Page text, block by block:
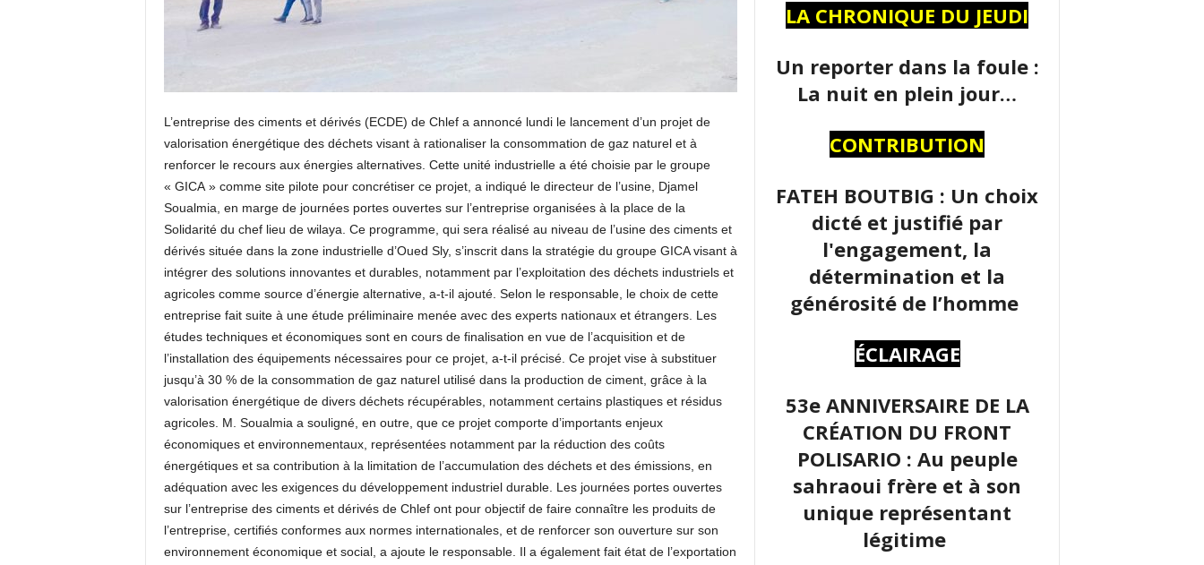
L’entreprise des ciments et dérivés (ECDE) de Chlef a annoncé lundi le lancement d’un projet de
valorisation énergétique des déchets visant à rationaliser la consommation de gaz naturel et à
renforcer le recours aux énergies alternatives. Cette unité industrielle a été choisie par le groupe
« GICA » comme site pilote pour concrétiser ce projet, a indiqué le directeur de l’usine, Djamel
Soualmia, en marge de journées portes ouvertes sur l’entreprise organisées à la place de la
Solidarité du chef lieu de wilaya. Ce programme, qui sera réalisé au niveau de l’usine des ciments et
dérivés située dans la zone industrielle d’Oued Sly, s’inscrit dans la stratégie du groupe GICA visant à
intégrer des solutions innovantes et durables, notamment par l’exploitation des déchets industriels et
agricoles comme source d’énergie alternative, a-t-il ajouté. Selon le responsable, le choix de cette
entreprise fait suite à une étude préliminaire menée avec des experts nationaux et étrangers. Les
études techniques et économiques sont en cours de finalisation en vue de l’acquisition et de
l’installation des équipements nécessaires pour ce projet, a-t-il précisé. Ce projet vise à substituer
jusqu’à 30 % de la consommation de gaz naturel utilisé dans la production de ciment, grâce à la
valorisation énergétique de divers déchets récupérables, notamment certains plastiques et résidus
agricoles. M. Soualmia a souligné, en outre, que ce projet comporte d’importants enjeux
économiques et environnementaux, représentées notamment par la réduction des coûts
énergétiques et sa contribution à la limitation de l’accumulation des déchets et des émissions, en
adéquation avec les exigences du développement industriel durable. Les journées portes ouvertes
sur l’entreprise des ciments et dérivés de Chlef ont pour objectif de faire connaître les produits de
l’entreprise, certifiés conformes aux normes internationales, et de renforcer son ouverture sur son
environnement économique et social, a ajoute le responsable. Il a également fait état de l’exportation
LA CHRONIQUE DU JEUDI
Un reporter dans la foule :
La nuit en plein jour…
CONTRIBUTION
FATEH BOUTBIG : Un choix
dicté et justifié par
l'engagement, la
détermination et la
générosité de l’homme
ÉCLAIRAGE
53e ANNIVERSAIRE DE LA
CRÉATION DU FRONT
POLISARIO : Au peuple
sahraoui frère et à son
unique représentant
légitime